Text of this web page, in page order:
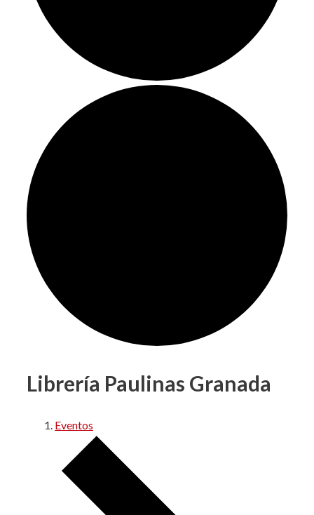
Librería Paulinas Granada
Eventos